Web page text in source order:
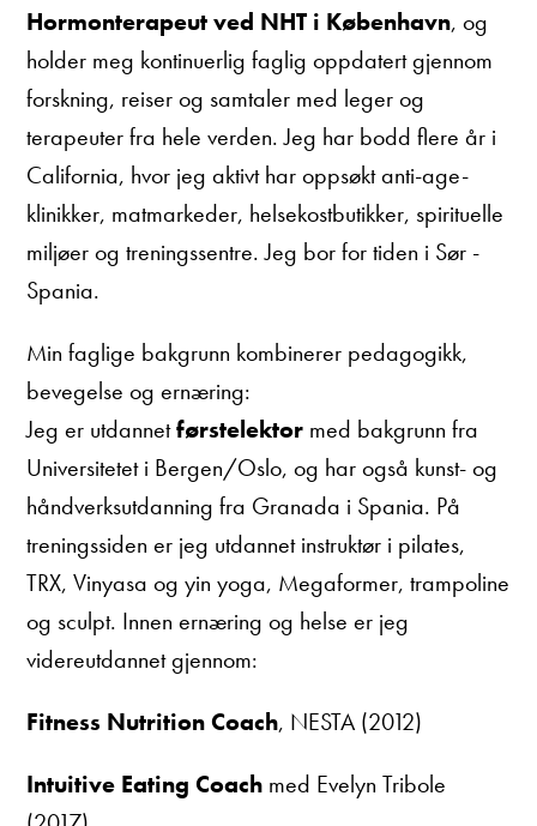
Hormonterapeut ved NHT i København, og
holder meg kontinuerlig faglig oppdatert gjennom
forskning, reiser og samtaler med leger og
terapeuter fra hele verden. Jeg har bodd flere år i
California, hvor jeg aktivt har oppsøkt anti-age-
klinikker, matmarkeder, helsekostbutikker, spirituelle
miljøer og treningssentre. Jeg bor for tiden i Sør -
Spania.
Min faglige bakgrunn kombinerer pedagogikk,
bevegelse og ernæring:
Jeg er utdannetførstelektor med bakgrunn fra
Universitetet i Bergen/Oslo, og har også kunst- og
håndverksutdanning fra Granada i Spania. På
treningssiden er jeg utdannet instruktør i pilates,
TRX, Vinyasa og yin yoga, Megaformer, trampoline
og sculpt. Innen ernæring og helse er jeg
videreutdannet gjennom:
Fitness Nutrition Coach, NESTA (2012)
Intuitive Eating Coach med Evelyn Tribole